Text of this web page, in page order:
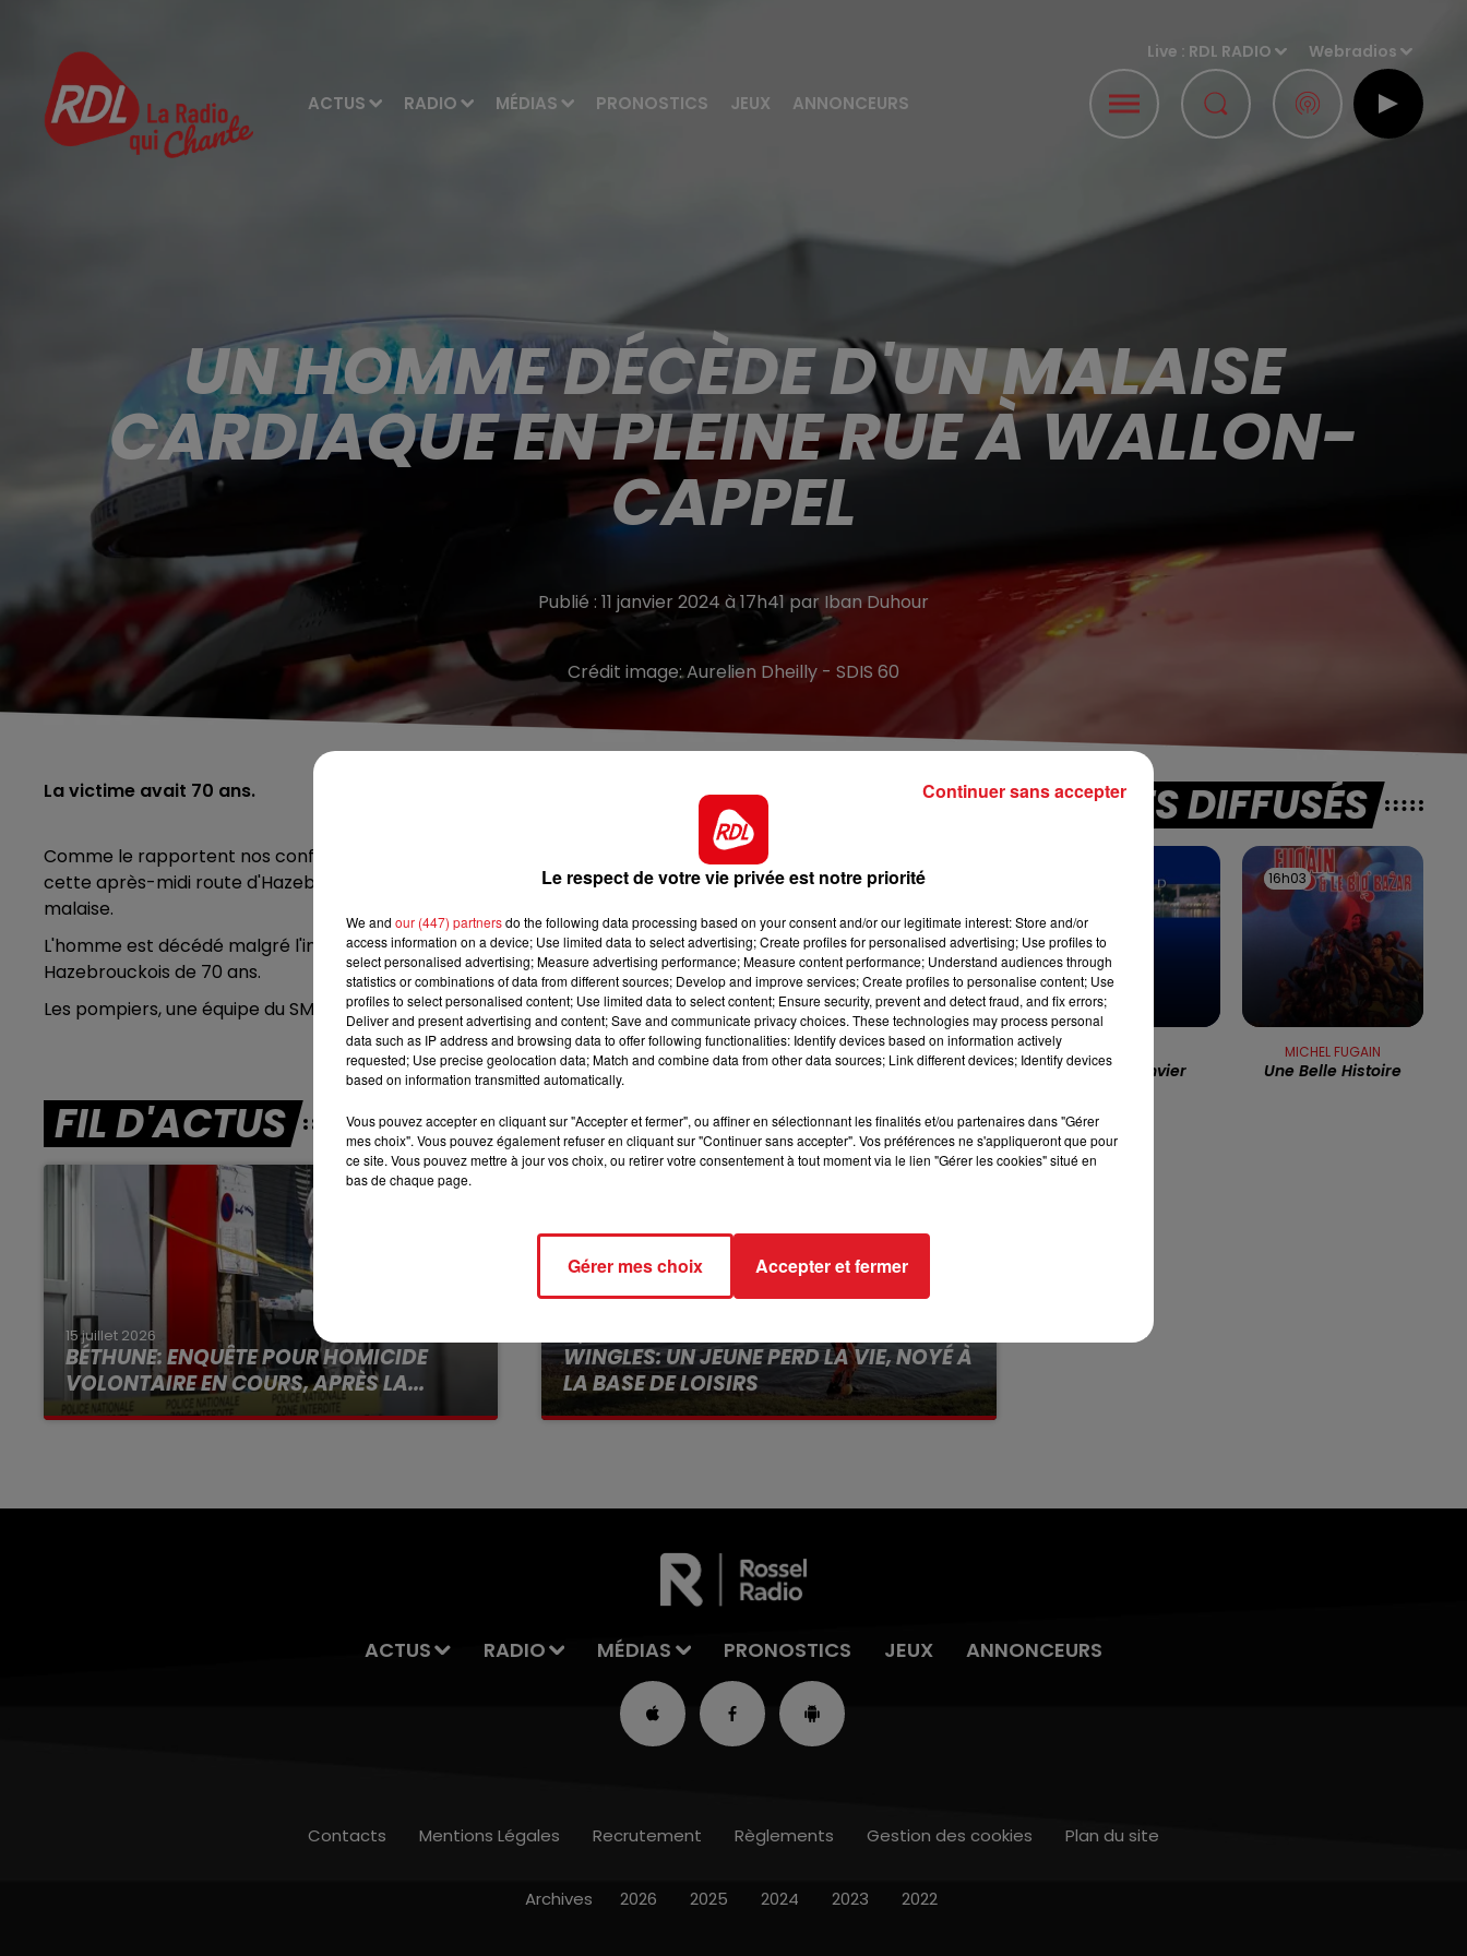
ACTUS RADIO MÉDIAS PRONOSTICS JEUX ANNONCEURS
Live : RDL RADIO Webradios
RDL WEEK-END
10h00 - 12h00
RDL WEEKEND
7h00 - 10h00
RDL WEEK-END
UN HOMME DÉCÈDE D'UN MALAISE
CARDIAQUE EN PLEINE RUE À WALLON-
CAPPEL
Publié : 11 janvier 2024 à 17h41 par Iban Duhour
Crédit image:Aurelien Dheilly - SDIS 60
La victime avait 70 ans.
Comme le rapportent nos confrères de
, un homme a été retrouvé inanimé sur la voie publique
cette après-midi route d'Hazebrouck à Wallon-Cappel. La victime se promenait à pied au moment de son
malaise.
L'homme est décédé malgré l'intervention de secours et les tentatives de réanimation. La victime est un
Hazebrouckois de 70 ans.
Les pompiers, une équipe du SMUR d'Armentières et les gendarmes étaient sur place.
FIL D'ACTUS
15 juillet 2026
BÉTHUNE: ENQUÊTE POUR HOMICIDE
VOLONTAIRE EN COURS, APRÈS LA...
Selon les premiers éléments, le logement
WINGLES: UN JEUNE PERD LA VIE, NOYÉ À
LA BASE DE LOISIRS
La victime a coulé à pic
TITRES DIFFUSÉS
Rio De Janvier
16h03
16h03
MICHEL FUGAIN
Une Belle Histoire
ACTUS RADIO MÉDIAS PRONOSTICS JEUX ANNONCEURS
Contacts Mentions Légales Recrutement Règlements Gestion des cookies Plan du site
Archives 2026 2025 2024 2023 2022
Le respect de votre vie privée est notre priorité
We and our (447) partnersdo the following data processing based on your consent and/or our legitimate interest: Store and/or
access information on a device; Use limited data to select advertising; Create profiles for personalised advertising; Use profiles to
select personalised advertising; Measure advertising performance; Measure content performance; Understand audiences through
statistics or combinations of data from different sources; Develop and improve services; Create profiles to personalise content; Use
profiles to select personalised content; Use limited data to select content; Ensure security, prevent and detect fraud, and fix errors;
Deliver and present advertising and content; Save and communicate privacy choices. These technologies may process personal
data such as IP address and browsing data to offer following functionalities: Identify devices based on information actively
requested; Use precise geolocation data; Match and combine data from other data sources; Link different devices; Identify devices
based on information transmitted automatically.
Vous pouvez accepter en cliquant sur "Accepter et fermer", ou affiner en sélectionnant les finalités et/ou partenaires dans "Gérer
mes choix". Vous pouvez également refuser en cliquant sur "Continuer sans accepter". Vos préférences ne s'appliqueront que pour
ce site. Vous pouvez mettre à jour vos choix, ou retirer votre consentement à tout moment via le lien "Gérer les cookies" situé en
bas de chaque page.
Gérer mes choix Accepter et fermer
Continuer sans accepter